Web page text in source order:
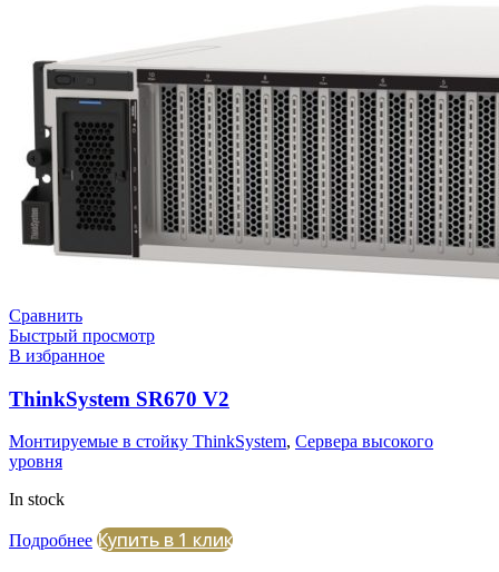
Сравнить
Быстрый просмотр
В избранное
ThinkSystem SR670 V2
Монтируемые в стойку ThinkSystem, Сервера высокого
уровня
In stock
Подробнее Купить в 1 клик